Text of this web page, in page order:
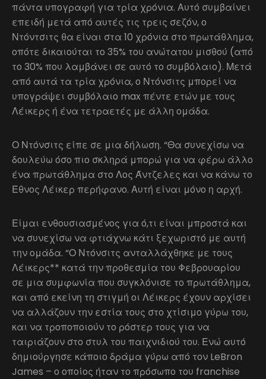
πάντα υπογραφή για τρία χρόνια. Αυτό συμβαίνει
επειδή μετά από αυτές τις τρεις σεζόν, ο
Ντόντσιτς θα είναι στα 10 χρόνια στο πρωτάθλημα,
οπότε δικαιούται το 35% του ανώτατου μισθού (από
το 30% που λαμβάνει σε αυτό το συμβόλαιο). Μετά
από αυτά τα τρία χρόνια, ο Ντόνσιτς μπορεί να
υπογράψει συμβόλαιο max πέντε ετών με τους
Λέικερς ή ένα τετραετές με άλλη ομάδα.
Ο Ντόνσιτς είπε σε μια δήλωση. “Θα συνεχίσω να
δουλεύω όσο πιο σκληρά μπορώ για να φέρω άλλο
ένα πρωτάθλημα στο Λος Άντζελες και να κάνω το
Έθνος Λέικερ περήφανο. Αυτή είναι μόνο η αρχή.
Είμαι ενθουσιασμένος για ό,τι είναι μπροστά και
να συνεχίσω να φτιάχνω κάτι ξεχωριστό με αυτή
την ομάδα. “Ο Ντόνσιτς ανταλλάχθηκε με τους
Λέικερς** κατά την προθεσμία του Φεβρουαρίου
σε μια συμφωνία που συγκλόνισε το πρωτάθλημα,
και από εκείνη τη στιγμή οι Λέικερς έχουν αρχίσει
να αλλάζουν την εστία τους στο χτίσιμο γύρω του,
και να τροποποιούν το ρόστερ τους για να
ταιριάζουν στο στυλ του παιχνιδιού του. Ενώ αυτό
δημιούργησε κάποιο δράμα γύρω από τον LeBron
James – ο οποίος ήταν το πρόσωπο του franchise